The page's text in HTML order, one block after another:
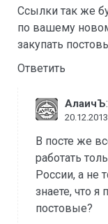
Ссылки так же
по вашему
закупать
Ответить
АлаичЪ:
В посте же
работать
России, а не
знаете, что
постовые?